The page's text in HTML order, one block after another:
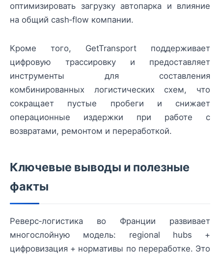
оптимизировать загрузку автопарка и влияние
на общий cash‑flow компании.
Кроме того, GetTransport поддерживает
цифровую трассировку и предоставляет
инструменты для составления
комбинированных логистических схем, что
сокращает пустые пробеги и снижает
операционные издержки при работе с
возвратами, ремонтом и переработкой.
Ключевые выводы и полезные
факты
Реверс‑логистика во Франции развивает
многослойную модель: regional hubs +
цифровизация + нормативы по переработке. Это